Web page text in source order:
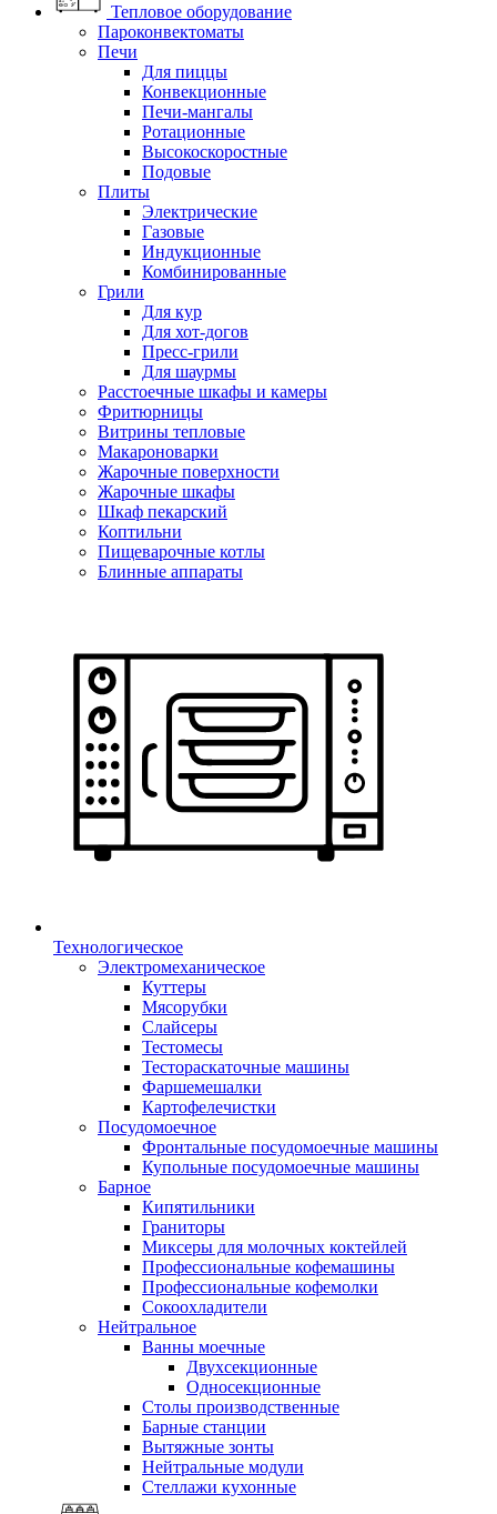
Тепловое оборудование
Пароконвектоматы
Печи
Для пиццы
Конвекционные
Печи-мангалы
Ротационные
Высокоскоростные
Подовые
Плиты
Электрические
Газовые
Индукционные
Комбинированные
Грили
Для кур
Для хот-догов
Пресс-грили
Для шаурмы
Расстоечные шкафы и камеры
Фритюрницы
Витрины тепловые
Макароноварки
Жарочные поверхности
Жарочные шкафы
Шкаф пекарский
Коптильни
Пищеварочные котлы
Блинные аппараты
Технологическое
Электромеханическое
Куттеры
Мясорубки
Слайсеры
Тестомесы
Тестораскаточные машины
Фаршемешалки
Картофелечистки
Посудомоечное
Фронтальные посудомоечные машины
Купольные посудомоечные машины
Барное
Кипятильники
Граниторы
Миксеры для молочных коктейлей
Профессиональные кофемашины
Профессиональные кофемолки
Сокоохладители
Нейтральное
Ванны моечные
Двухсекционные
Односекционные
Столы производственные
Барные станции
Вытяжные зонты
Нейтральные модули
Стеллажи кухонные